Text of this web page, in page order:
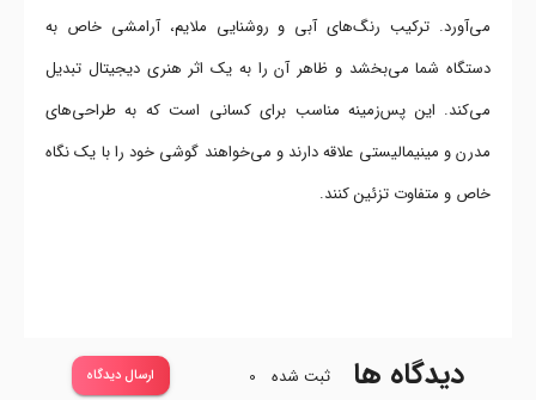
می‌آورد. ترکیب رنگ‌های آبی و روشنایی ملایم، آرامشی خاص به
دستگاه شما می‌بخشد و ظاهر آن را به یک اثر هنری دیجیتال تبدیل
می‌کند. این پس‌زمینه مناسب برای کسانی است که به طراحی‌های
مدرن و مینیمالیستی علاقه دارند و می‌خواهند گوشی خود را با یک نگاه
خاص و متفاوت تزئین کنند.
دیدگاه ها ثبت شده 0 ارسال دیدگاه